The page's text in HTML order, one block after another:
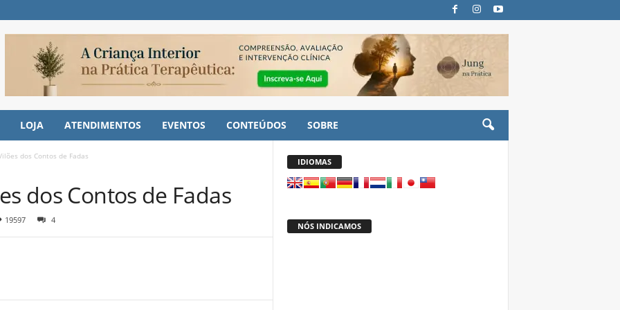
LOJA ATENDIMENTOS EVENTOS CONTEÚDOS SOBRE
dos Contos de Fadas
dos Contos de Fadas
19597 4
IDIOMAS
NÓS INDICAMOS